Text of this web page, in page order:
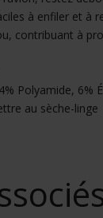
à enfiler et à
contribuant à
Polyamide, 6%
au sèche-linge